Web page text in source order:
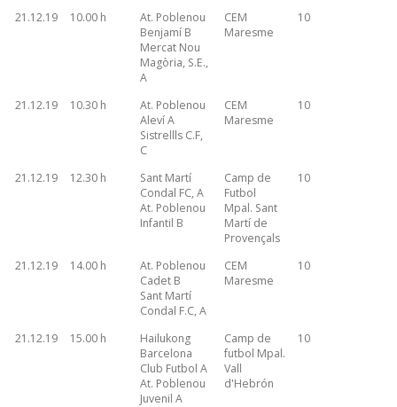
21.12.19 10.00 h
At. Poblenou
Benjamí B
Mercat Nou
Magòria, S.E.,
A
CEM
Maresme
10
21.12.19 10.30 h
At. Poblenou
Aleví A
Sistrellls C.F,
C
CEM
Maresme
10
21.12.19 12.30 h
Sant Martí
Condal FC, A
At. Poblenou
Infantil B
Camp de
Futbol
Mpal. Sant
Martí de
Provençals
10
21.12.19 14.00 h
At. Poblenou
Cadet B
Sant Martí
Condal F.C, A
CEM
Maresme
10
21.12.19 15.00 h
Hailukong
Barcelona
Club Futbol A
At. Poblenou
Juvenil A
Camp de
futbol Mpal.
Vall
d'Hebrón
10